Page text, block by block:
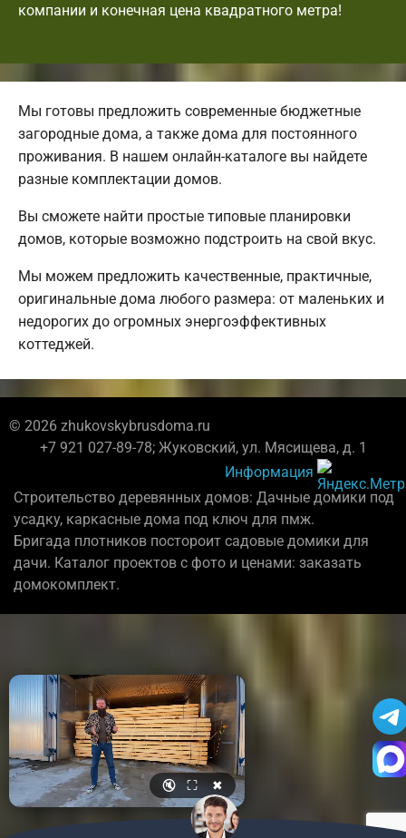
компании и конечная цена квадратного метра!
Мы готовы предложить современные бюджетные
загородные дома, а также дома для постоянного
проживания. В нашем онлайн-каталоге вы найдете
разные комплектации домов.
Вы сможете найти простые типовые планировки
домов, которые возможно подстроить на свой вкус.
Мы можем предложить качественные, практичные,
оригинальные дома любого размера: от маленьких и
недорогих до огромных энергоэффективных
коттеджей.
© 2026 zhukovskybrusdoma.ru
+7 921 027-89-78; Жуковский, ул. Мясищева, д. 1
Информация
Строительство деревянных домов: Дачные домики под
усадку, каркасные дома под ключ для пмж.
Бригада плотников постороит садовые домики для
дачи. Каталог проектов с фото и ценами: заказать
домокомплект.
🔇 ⛶ ✖